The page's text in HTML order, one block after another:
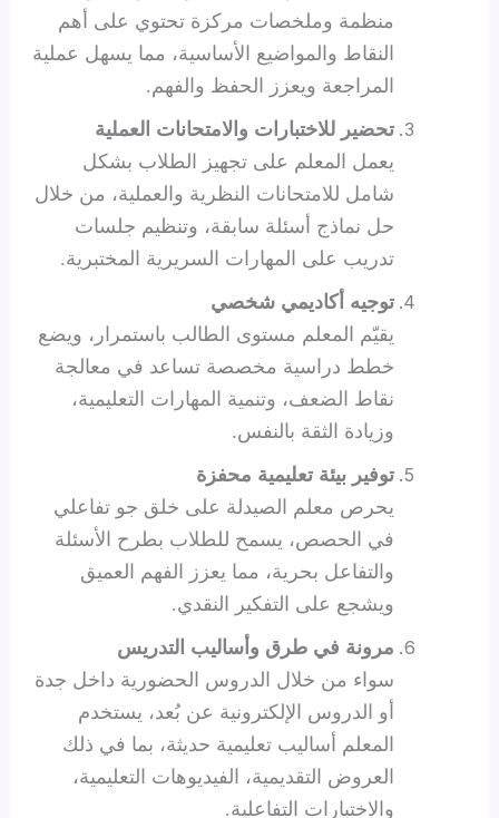
منظمة وملخصات مركزة تحتوي على أهم
النقاط والمواضيع الأساسية، مما يسهل عملية
المراجعة ويعزز الحفظ والفهم.
تحضير للاختبارات والامتحانات العملية
يعمل المعلم على تجهيز الطلاب بشكل
شامل للامتحانات النظرية والعملية، من خلال
حل نماذج أسئلة سابقة، وتنظيم جلسات
تدريب على المهارات السريرية المختبرية.
توجيه أكاديمي شخصي
يقيّم المعلم مستوى الطالب باستمرار، ويضع
خطط دراسية مخصصة تساعد في معالجة
نقاط الضعف، وتنمية المهارات التعليمية،
وزيادة الثقة بالنفس.
توفير بيئة تعليمية محفزة
يحرص معلم الصيدلة على خلق جو تفاعلي
في الحصص، يسمح للطلاب بطرح الأسئلة
والتفاعل بحرية، مما يعزز الفهم العميق
ويشجع على التفكير النقدي.
مرونة في طرق وأساليب التدريس
سواء من خلال الدروس الحضورية داخل جدة
أو الدروس الإلكترونية عن بُعد، يستخدم
المعلم أساليب تعليمية حديثة، بما في ذلك
العروض التقديمية، الفيديوهات التعليمية،
والاختبارات التفاعلية.